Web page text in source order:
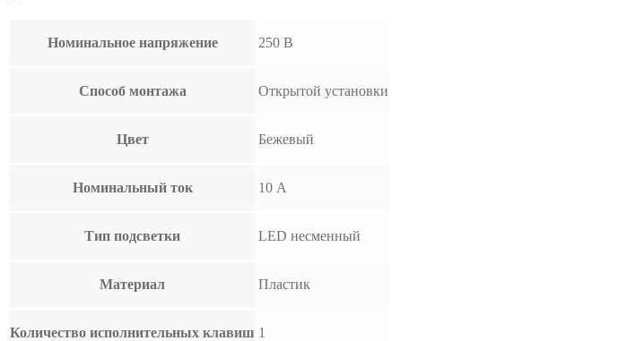
Номинальное напряжение 250 В
Способ монтажа Открытой установки
Цвет Бежевый
Номинальный ток 10 А
Тип подсветки LED несменный
Материал Пластик
Количество исполнительных клавиш 1